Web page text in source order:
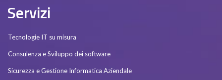
Servizi
Tecnologie IT su misura
Consulenza e Sviluppo dei software
Sicurezza e Gestione Informatica Aziendale